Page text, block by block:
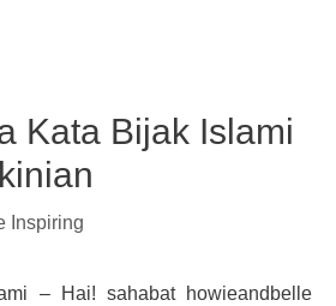
Kata Bijak Islami
Inspiring
– Hai! sahabat howieandbelle